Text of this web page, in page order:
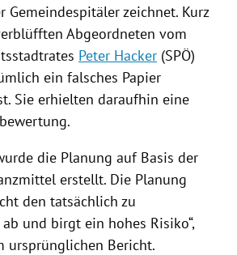
Gemeindespitäler zeichnet. Kurz
Abgeordneten vom
Peter Hacker (SPÖ)
ein falsches Papier
Sie erhielten daraufhin eine
die Planung auf Basis der
erstellt. Die Planung
den tatsächlich zu
und birgt ein hohes Risiko“,
ursprünglichen Bericht.